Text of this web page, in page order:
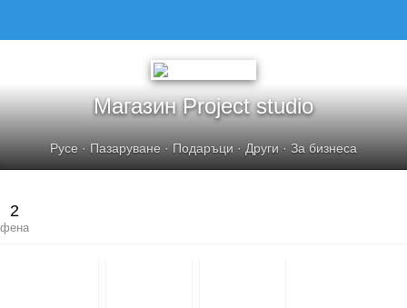
Магазин Project studio
Русе · Пазаруване · Подаръци · Други · За бизнеса
2
фена